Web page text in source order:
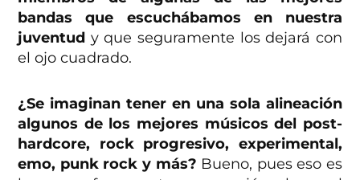
bandas que escuchábamos en nuestra
juventud y que seguramente los dejará con
el ojo cuadrado.
¿Se imaginan tener en una sola alineación
algunos de los mejores músicos del post-
hardcore, rock progresivo, experimental,
emo, punk rock y más? Bueno, pues eso es